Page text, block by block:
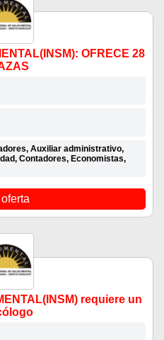
OFRECE 28
Auxiliar administrativo,
Contadores, Economistas,
requiere un